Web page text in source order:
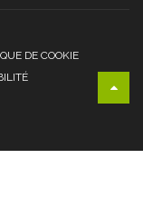
DE COOKIE